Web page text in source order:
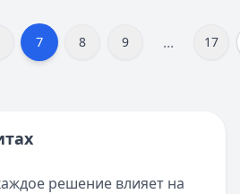
7 8 9 ... 17
решение влияет на